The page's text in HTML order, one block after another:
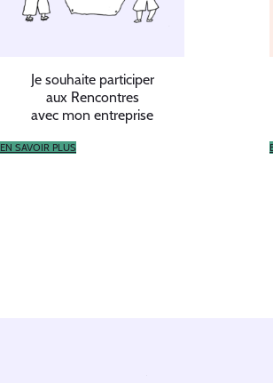
Je souhaite participer
aux Rencontres
avec mon entreprise
EN SAVOIR PLUS